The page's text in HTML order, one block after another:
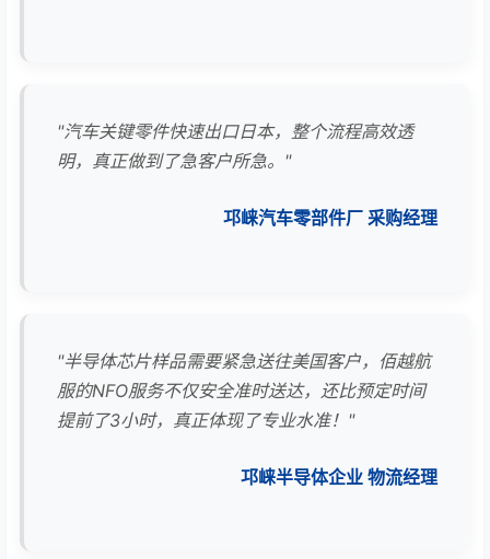
"汽车关键零件快速出口日本，整个流程高效透
明，真正做到了急客户所急。"
邛崃汽车零部件厂 采购经理
"半导体芯片样品需要紧急送往美国客户，佰越航
服的NFO服务不仅安全准时送达，还比预定时间
提前了3小时，真正体现了专业水准！"
邛崃半导体企业 物流经理